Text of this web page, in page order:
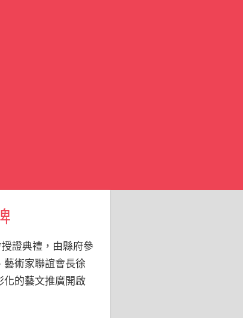
證典禮，由縣府參
術家聯誼會長徐
的藝文推廣開啟